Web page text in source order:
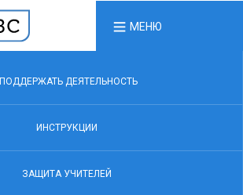
МЕНЮ
ПОДДЕРЖАТЬ ДЕЯТЕЛЬНОСТЬ
ИНСТРУКЦИИ
ЗАЩИТА УЧИТЕЛЕЙ